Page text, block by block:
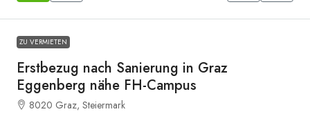
ZU VERMIETEN
Erstbezug nach Sanierung in Graz
Eggenberg nähe FH-Campus
8020 Graz, Steiermark